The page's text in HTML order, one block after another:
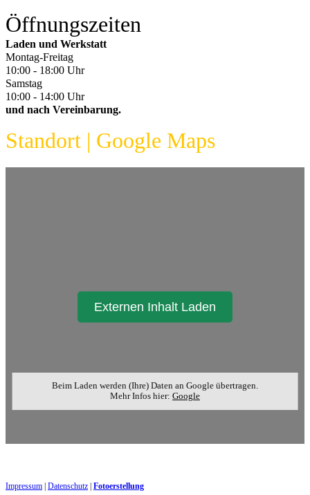
Öffnungszeiten
Laden und Werkstatt
Montag-Freitag
10:00 - 18:00 Uhr
Samstag
10:00 - 14:00 Uhr
und nach Vereinbarung.
Standort | Google Maps
Externen Inhalt Laden
Beim Laden werden (Ihre) Daten an Google übertragen.
Mehr Infos hier: Google
Impressum Datenschutz Foto​erstellung